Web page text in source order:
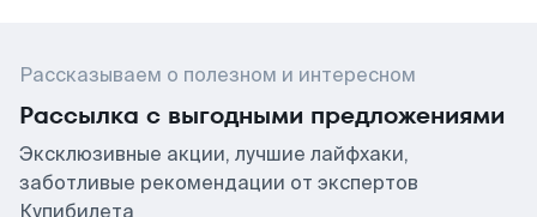
Рассказываем о полезном и интересном
Рассылка с выгодными предложениями
Эксклюзивные акции, лучшие лайфхаки,
заботливые рекомендации от экспертов
Купибилета